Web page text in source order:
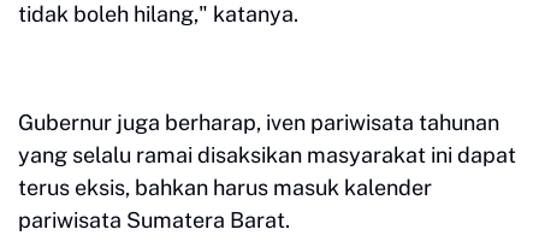
tidak boleh hilang," katanya.
Gubernur juga berharap, iven pariwisata tahunan
yang selalu ramai disaksikan masyarakat ini dapat
terus eksis, bahkan harus masuk kalender
pariwisata Sumatera Barat.